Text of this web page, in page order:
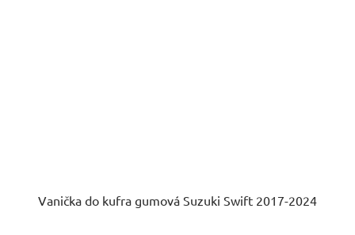
Vanička do kufra gumová Suzuki Swift 2017-2024